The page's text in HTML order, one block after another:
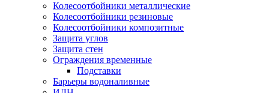
Колесоотбойники металлические
Колесоотбойники резиновые
Колесоотбойники композитные
Защита углов
Защита стен
Ограждения временные
Подставки
Барьеры водоналивные